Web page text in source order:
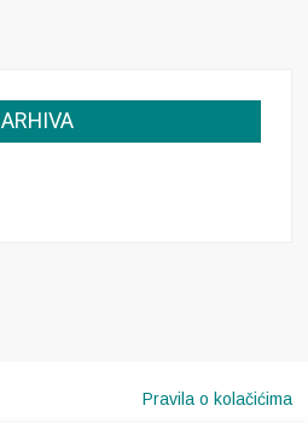
ARHIVA
Pravila o kolačićima